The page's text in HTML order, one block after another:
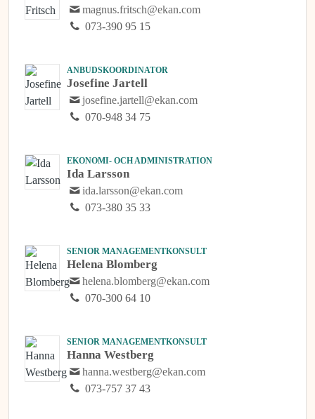
magnus.fritsch@ekan.com
073-390 95 15
ANBUDSKOORDINATOR
Josefine Jartell
josefine.jartell@ekan.com
070-948 34 75
EKONOMI- OCH ADMINISTRATION
Ida Larsson
ida.larsson@ekan.com
073-380 35 33
SENIOR MANAGEMENTKONSULT
Helena Blomberg
helena.blomberg@ekan.com
070-300 64 10
SENIOR MANAGEMENTKONSULT
Hanna Westberg
hanna.westberg@ekan.com
073-757 37 43